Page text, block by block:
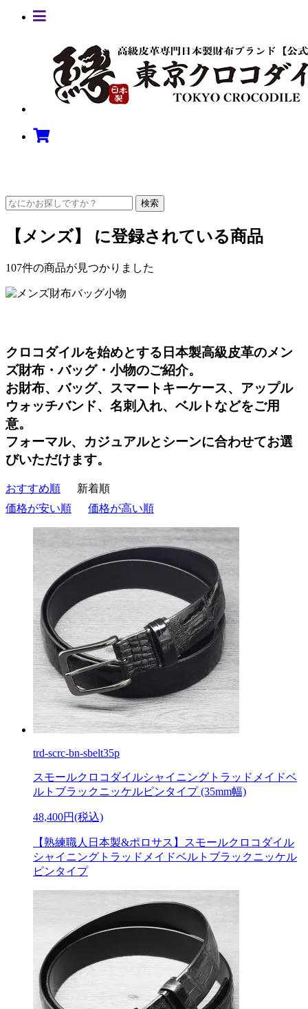
検索
【メンズ】 に登録されている商品
107件の商品が見つかりました
クロコダイルを始めとする日本製高級皮革のメン
ズ財布・バッグ・小物のご紹介。
お財布、バッグ、スマートキーケース、アップル
ウォッチバンド、名刺入れ、ベルトなどをご用
意。
フォーマル、カジュアルとシーンに合わせてお選
びいただけます。
おすすめ順
新着順
価格が安い順
価格が高い順
trd-scrc-bn-sbelt35p
スモールクロコダイルシャイニングトラッドメイドベ
ルトブラックニッケルピンタイプ (35mm幅)
48,400円(税込)
【熟練職人日本製&ポロサス】スモールクロコダイル
シャイニングトラッドメイドベルトブラックニッケル
ピンタイプ